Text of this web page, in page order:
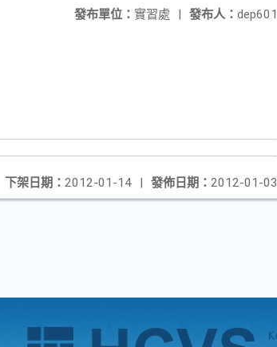
發布人： dep601
發布單位： 實習處 |
發佈日期： 2012-01-03
下架日期： 2012-01-14 |